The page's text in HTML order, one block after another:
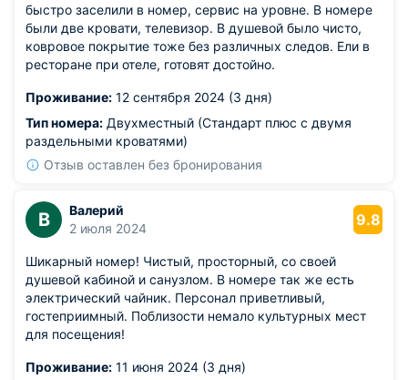
быстро заселили в номер, сервис на уровне. В номере
были две кровати, телевизор. В душевой было чисто,
ковровое покрытие тоже без различных следов. Ели в
ресторане при отеле, готовят достойно.
Проживание: 12 сентября 2024 (3 дня)
Тип номера: Двухместный (Стандарт плюс с двумя
раздельными кроватями)
Отзыв оставлен без бронирования
В
Валерий
2 июля 2024
9.8
Шикарный номер! Чистый, просторный, со своей
душевой кабиной и санузлом. В номере так же есть
электрический чайник. Персонал приветливый,
гостеприимный. Поблизости немало культурных мест
для посещения!
Проживание: 11 июня 2024 (3 дня)